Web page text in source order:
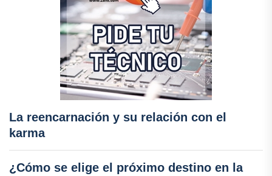
La reencarnación y su relación con el
karma
¿Cómo se elige el próximo destino en la